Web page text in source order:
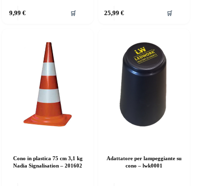
9,99€ 🛒 25,99 € 🛒
Cono in plastica 75 cm 3,1 kg
Nadia Signalisation – 201602
Adattatore per lampeggiante su
cono – lwk0001